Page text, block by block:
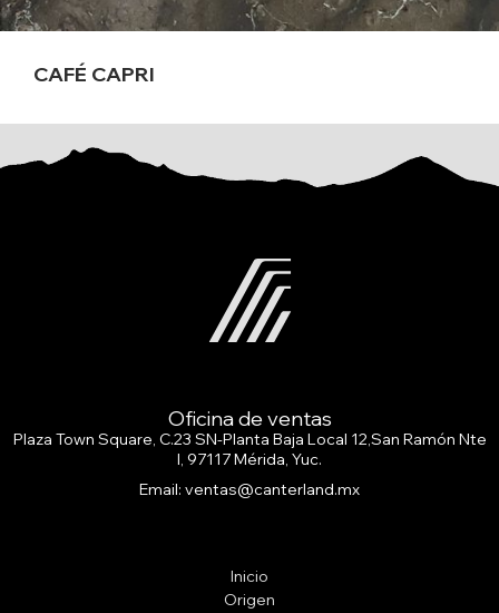
CAFÉ CAPRI
Oficina de ventas
Plaza Town Square, C.23 SN-Planta Baja Local 12,San Ramón Nte
I, 97117 Mérida, Yuc.
Email: ventas@canterland.mx
Inicio
Origen